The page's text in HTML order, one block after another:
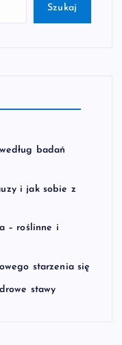
Szukaj
badań
i jak sobie z
– roślinne i
starzenia się
stawy